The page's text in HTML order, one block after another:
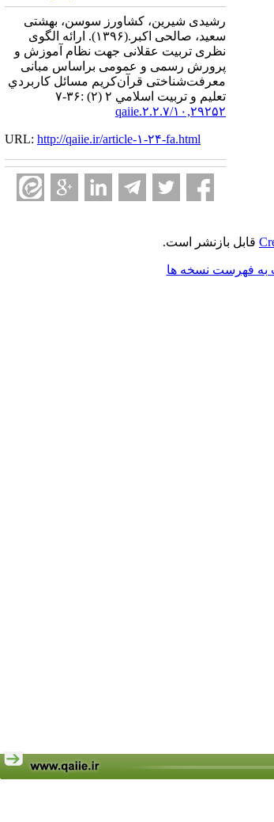
رشیدی شیرین، کشاورز سوسن، بهشتی
سعید، صالحی اکبر.(۱۳۹۶).
ارائه الگوی
نظری تربیت عقلانی جهت نظام آموزش و
پرورش رسمی و عمومی براساس مبانی
معرفت‌شناختی قرآن‌کریم مسائل كاربردي
تعليم و تربيت اسلامي ۲ (۲) :۳۶-۷
۱۰,۲۹۲۵۲/qaiie.۲.۲.۷
URL: http://qaiie.ir/article-۱-۲۴-fa.html
قابل بازنشر است.
به فهرست نسخه ها